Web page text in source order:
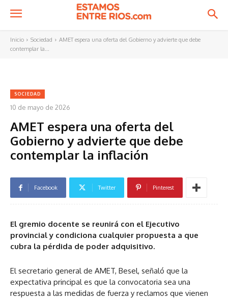
Inicio Sociedad
AMET espera una oferta del Gobierno y advierte que debe
contemplar la...
SOCIEDAD
10 de mayo de 2026
AMET espera una oferta del
Gobierno y advierte que debe
contemplar la inflación
Facebook Twitter Pinterest
El gremio docente se reunirá con el Ejecutivo
provincial y condiciona cualquier propuesta a que
cubra la pérdida de poder adquisitivo.
El secretario general de AMET, Besel, señaló que la
expectativa principal es que la convocatoria sea una
respuesta a las medidas de fuerza y reclamos que vienen